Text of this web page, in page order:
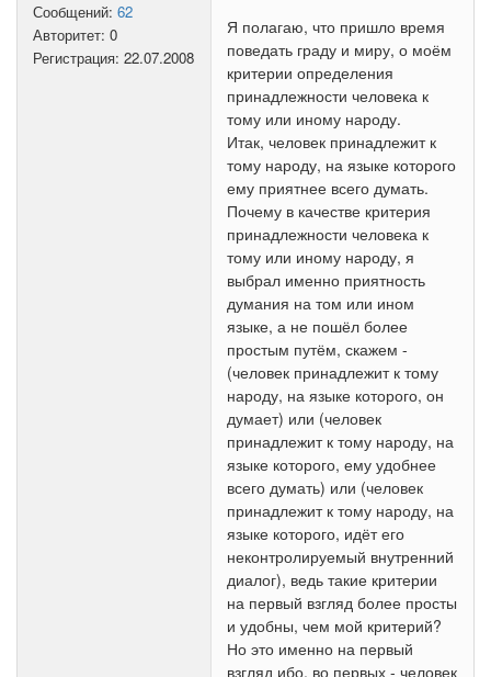
Сообщений: 62
Авторитет: 0
Регистрация: 22.07.2008
Я полагаю, что пришло время
поведать граду и миру, о моём
критерии определения
принадлежности человека к
тому или иному народу.
Итак, человек принадлежит к
тому народу, на языке которого
ему приятнее всего думать.
Почему в качестве критерия
принадлежности человека к
тому или иному народу, я
выбрал именно приятность
думания на том или ином
языке, а не пошёл более
простым путём, скажем -
(человек принадлежит к тому
народу, на языке которого, он
думает) или (человек
принадлежит к тому народу, на
языке которого, ему удобнее
всего думать) или (человек
принадлежит к тому народу, на
языке которого, идёт его
неконтролируемый внутренний
диалог), ведь такие критерии
на первый взгляд более просты
и удобны, чем мой критерий?
Но это именно на первый
взгляд ибо, во первых - человек